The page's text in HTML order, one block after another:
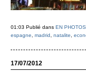
01:03 Publié dans EN PHOTOS
espagne, madrid, natalite,
17/07/2012